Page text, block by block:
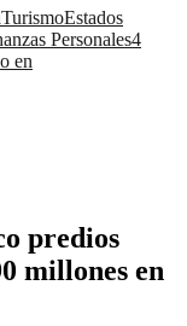
TurismoEstados
Personales4
en
predios
millones en